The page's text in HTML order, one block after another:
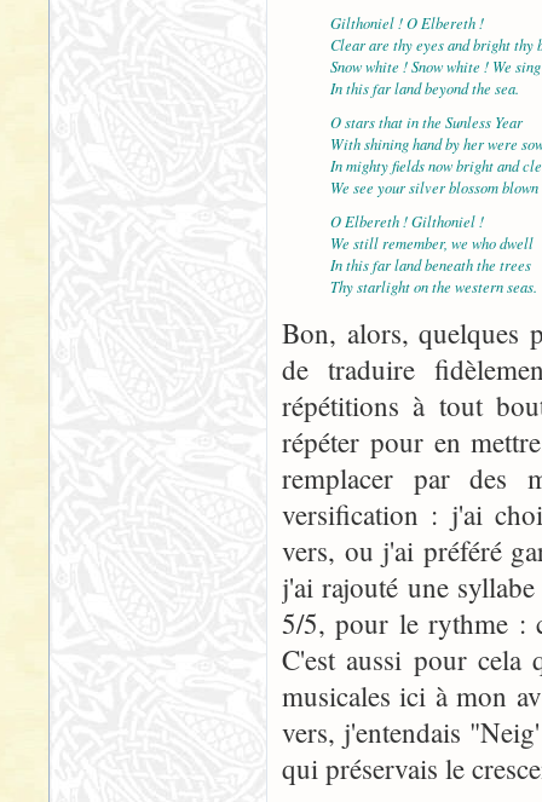
Gilthoniel ! O Elbereth !
Clear are thy eyes and bright thy
Snow white ! Snow white ! We
In this far land beyond the sea.
O stars that in the Sunless Year
With shining hand by her were
In mighty fields now bright and
We see your silver blossom
O Elbereth ! Gilthoniel !
We still remember, we who dwell
In this far land beneath the trees
Thy starlight on the western seas.
Bon, alors, quelques
de traduire
répétitions à tout
répéter pour en
remplacer par des
versification : j'ai
vers, ou j'ai préféré
j'ai rajouté une
5/5, pour le rythme :
C'est aussi pour
musicales ici à mon
vers, j'entendais
qui préservais le